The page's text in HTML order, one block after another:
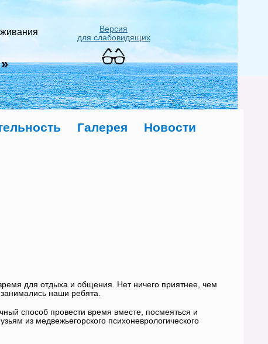
Версия
для слабовидящих
Галерея Новости
для отдыха и общения. Нет ничего приятнее, чем
наши ребята.
способ провести время вместе, посмеяться и
из медвежьегорского психоневрологического